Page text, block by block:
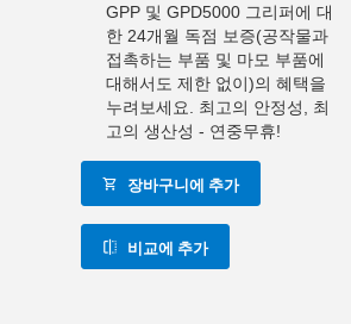
GPP 및 GPD5000 그리퍼에 대
한 24개월 독점 보증(공작물과
접촉하는 부품 및 마모 부품에
대해서도 제한 없이)의 혜택을
누려보세요. 최고의 안정성, 최
고의 생산성 - 연중무휴!
장바구니에 추가
비교에 추가